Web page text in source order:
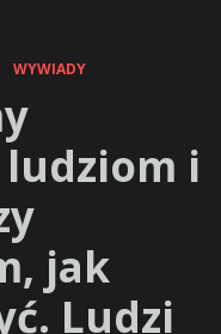
WYWIADY
ludziom i
jak
Ludzi